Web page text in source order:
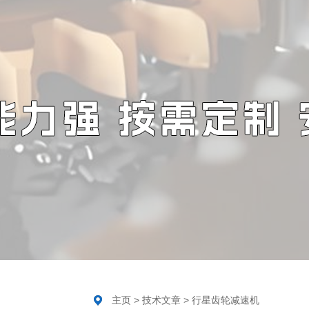
主页 > 技术文章 > 行星齿轮减速机